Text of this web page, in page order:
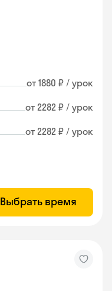
от 1880 ₽ / урок
от 2282 ₽ / урок
от 2282 ₽ / урок
Выбрать время